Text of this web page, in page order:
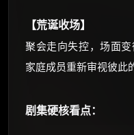
【荒诞收场】
聚会走向失控，场面
家庭成员重新审视彼此
剧集硬核看点：